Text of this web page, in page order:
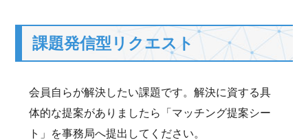
課題発信型リクエスト
会員自らが解決したい課題です。解決に資する具
体的な提案がありましたら「マッチング提案シー
ト」を事務局へ提出してください。